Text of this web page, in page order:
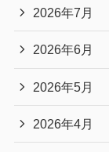
2026年7月
2026年6月
2026年5月
2026年4月